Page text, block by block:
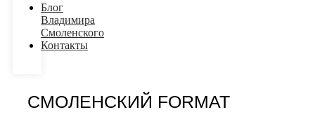
Блог
Владимира
Смоленского
Контакты
СМОЛЕНСКИЙ FORMAT